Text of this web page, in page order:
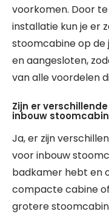
voorkomen. Door
installatie kun je er
stoomcabine op
en aangesloten,
van alle voordelen
Zijn er
inbouw
Ja, er zijn
voor inbouw
badkamer hebt en
compacte cabine
grotere